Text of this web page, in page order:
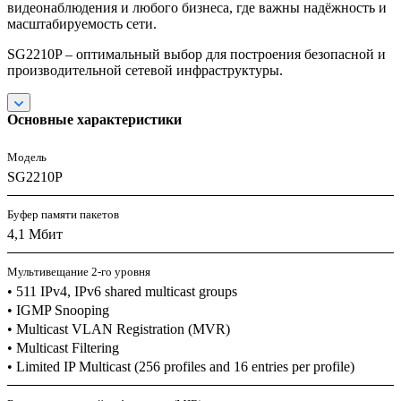
видеонаблюдения и любого бизнеса, где важны надёжность и
масштабируемость сети.
SG2210P – оптимальный выбор для построения безопасной и
производительной сетевой инфраструктуры.
Основные характеристики
Модель
SG2210P
Буфер памяти пакетов
4,1 Мбит
Мультивещание 2-го уровня
• 511 IPv4, IPv6 shared multicast groups
• IGMP Snooping
• Multicast VLAN Registration (MVR)
• Multicast Filtering
• Limited IP Multicast (256 profiles and 16 entries per profile)